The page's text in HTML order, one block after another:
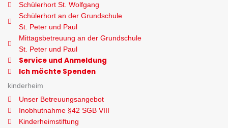
Schülerhort St. Wolfgang
Schülerhort an der Grundschule
St. Peter und Paul
Mittagsbetreuung an der Grundschule
St. Peter und Paul
Service und Anmeldung
Ich möchte Spenden
kinderheim
Unser Betreuungsangebot
Inobhutnahme §42 SGB VIII
Kinderheimstiftung